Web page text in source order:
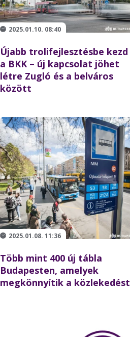
2025.01.10. 08:40
Újabb trolifejlesztésbe kezd
a BKK – új kapcsolat jöhet
létre Zugló és a belváros
között
2025.01.08. 11:36
Több mint 400 új tábla
Budapesten, amelyek
megkönnyítik a közlekedést